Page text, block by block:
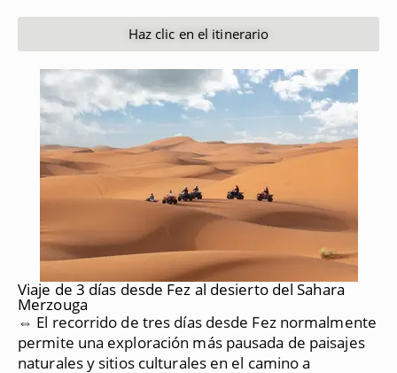
Haz clic en el itinerario
Viaje de 3 días desde Fez al desierto del Sahara
Merzouga
⇔ El recorrido de tres días desde Fez normalmente
permite una exploración más pausada de paisajes
naturales y sitios culturales en el camino a